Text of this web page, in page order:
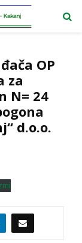
OP
za
N= 24
d.o.o.